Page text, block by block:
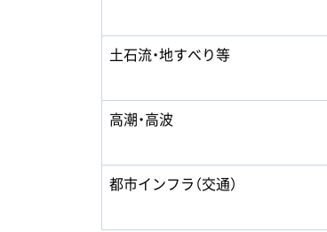
土石流・地すべり等
高潮・高波
都市インフラ（交通）